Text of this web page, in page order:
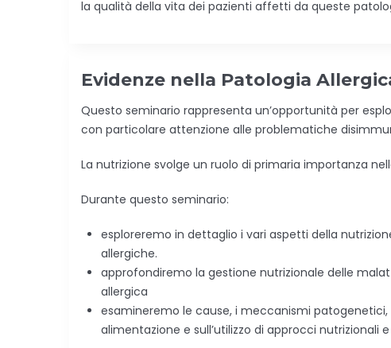
la qualità della vita dei pazienti affetti da queste
Evidenze nella Patologia
Questo seminario rappresenta un’opportunità per
con particolare attenzione alle problematiche
La nutrizione svolge un ruolo di primaria importanza
Durante questo seminario:
esploreremo in dettaglio i vari aspetti della
allergiche.
approfondiremo la gestione nutrizionale delle
allergica
esamineremo le cause, i meccanismi
alimentazione e sull’utilizzo di approcci